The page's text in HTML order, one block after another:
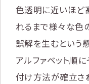
色透明に近いほど
れるまで様々な色
誤解を生むという
アルファベット順
付け方法が確立さ